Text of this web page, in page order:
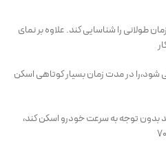
طولانی را شناسایی کند. علاوه بر نمای
شود،را در مدت زمان بسیار کوتاهی اسکن
بدون توجه به سرعت خودرو اسکن کند،